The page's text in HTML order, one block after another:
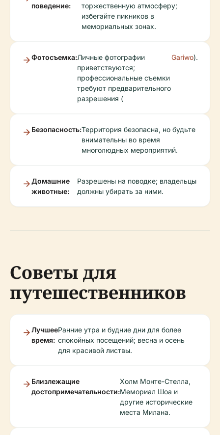
поведение:
торжественную атмосферу;
избегайте пикников в
мемориальных зонах.
Фотосъемка:Личные фотографии
приветствуются;
профессиональные съемки
требуют предварительного
разрешения (
Gariwo).
Безопасность:Территория безопасна, но будьте
внимательны во время
многолюдных мероприятий.
Домашние
животные:
Разрешены на поводке; владельцы
должны убирать за ними.
Советы для
путешественников
Лучшее
время:
Ранние утра и будние дни для более
спокойных посещений; весна и осень
для красивой листвы.
Близлежащие
достопримечательности:
Холм Монте-Стелла,
Мемориал Шоа и
другие исторические
места Милана.